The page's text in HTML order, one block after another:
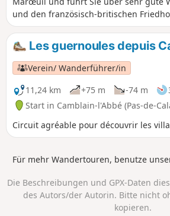
und den französisch-britischen
den Sie durchqueren, zum Weiler Bray
Écoivres. Der Rückweg führt durch den
de Marœuil.
Les guernoules depuis
Verein/ Wanderführer/in
11,24 km
+75 m -74 m
Start in Camblain-l'Abbé (Pas-de-
Circuit agréable pour découvrir les
Für mehr Wandertouren, benutze
Die Beschreibungen und GPX-Daten
des Autors/der Autorin. Bitte nicht
kopieren.